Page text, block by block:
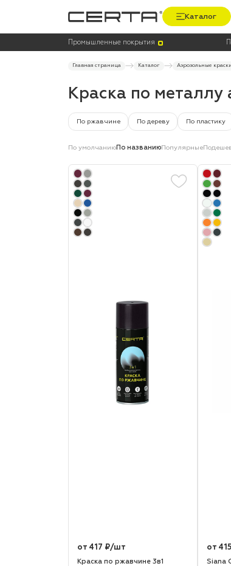
Каталог
Промышленные покрытия
Главная страница Каталог Аэрозольные
Краска по металлу
По ржавчине По дереву По пластику
Термостойкость,
По умолчаниюПо названиюПопулярные
от 417 ₽/шт
Краска по ржавчине 3в1
от
Siana